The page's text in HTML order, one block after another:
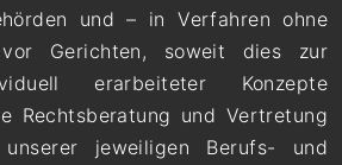
und – in Verfahren ohne
Gerichten, soweit dies zur
erarbeiteter Konzepte
Rechtsberatung und Vertretung
jeweiligen Berufs- und